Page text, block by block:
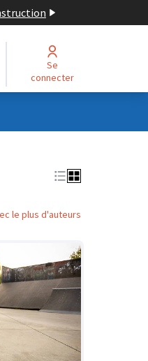
Se
connecter
le plus d'auteurs